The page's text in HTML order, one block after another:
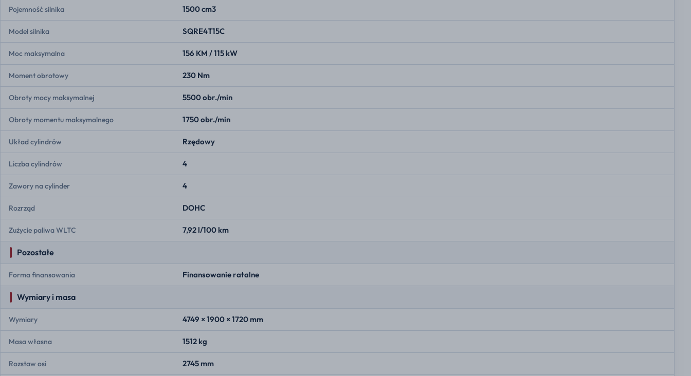
Pojemność silnika 1500 cm3
Model silnika SQRE4T15C
Moc maksymalna 156 KM / 115 kW
Moment obrotowy 230 Nm
Obroty mocy maksymalnej 5500 obr./min
Obroty momentu maksymalnego 1750 obr./min
Układ cylindrów Rzędowy
Liczba cylindrów 4
Zawory na cylinder 4
Rozrząd DOHC
Zużycie paliwa WLTC 7,92 l/100 km
Pozostałe
Forma finansowania Finansowanie ratalne
Wymiary i masa
Wymiary 4749 × 1900 × 1720 mm
Masa własna 1512 kg
Rozstaw osi 2745 mm